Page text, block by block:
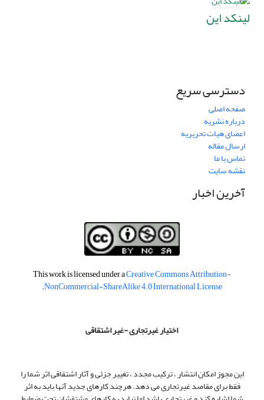
لینکد این
دسترسی سریع
صفحه اصلی
درباره نشریه
اعضای هیات تحریریه
ارسال مقاله
تماس با ما
نقشه سایت
آخرین اخبار
This work is licensed under aCreative Commons Attribution-
NonCommercial-ShareAlike 4.0 International License
.
اختیار غیرتجاری -غیر اشتقاقی
این مجوز امکان انتشار ، ترکیب مجدد ، تغییر جزئی و آثار اشتقاقی اثر شما را
فقط برای مقاصد غیرتجاری می دهد. هرچند کارهای جدید آنها باید به اثر